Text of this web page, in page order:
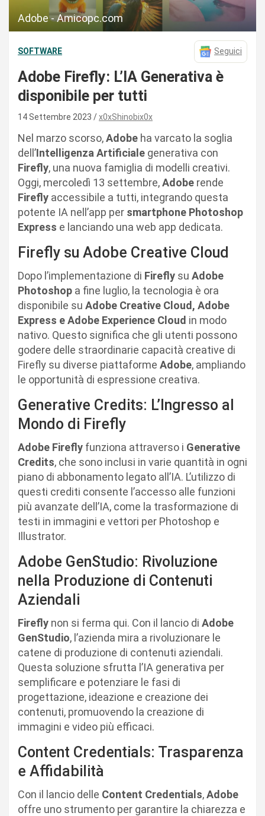
Adobe - Amicopc.com
SOFTWARE Seguici
Adobe Firefly: L’IA Generativa è
disponibile per tutti
14 Settembre 2023 x0xShinobix0x
Nel marzo scorso,Adobe ha varcato la soglia
dell’Intelligenza Artificiale generativa con
Firefly, una nuova famiglia di modelli creativi.
Oggi, mercoledì 13 settembre,Adobe rende
Firefly accessibile a tutti, integrando questa
potente IA nell’app per smartphone Photoshop
Express e lanciando una web app dedicata.
Firefly su Adobe Creative Cloud
Dopo l’implementazione di Firefly su Adobe
Photoshop a fine luglio, la tecnologia è ora
disponibile su Adobe Creative Cloud, Adobe
Express e Adobe Experience Cloud in modo
nativo. Questo significa che gli utenti possono
godere delle straordinarie capacità creative di
Firefly su diverse piattaforme Adobe, ampliando
le opportunità di espressione creativa.
Generative Credits: L’Ingresso al
Mondo di Firefly
Adobe Firefly funziona attraverso i Generative
Credits, che sono inclusi in varie quantità in ogni
piano di abbonamento legato all’IA. L’utilizzo di
questi crediti consente l’accesso alle funzioni
più avanzate dell’IA, come la trasformazione di
testi in immagini e vettori per Photoshop e
Illustrator.
Adobe GenStudio: Rivoluzione
nella Produzione di Contenuti
Aziendali
Firefly non si ferma qui. Con il lancio di Adobe
GenStudio, l’azienda mira a rivoluzionare le
catene di produzione di contenuti aziendali.
Questa soluzione sfrutta l’IA generativa per
semplificare e potenziare le fasi di
progettazione, ideazione e creazione dei
contenuti, promuovendo la creazione di
immagini e video più efficaci.
Content Credentials: Trasparenza
e Affidabilità
Con il lancio delle Content Credentials,Adobe
offre uno strumento per garantire la chiarezza e